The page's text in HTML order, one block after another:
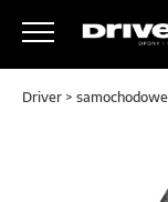
Driver > samochodowe